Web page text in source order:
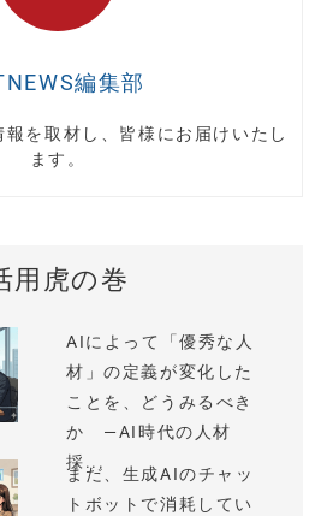
編集部
を取材し、皆様にお届けいたし
ます。
用虎の巻
AIによって「優秀な人
材」の定義が変化した
ことを、どうみるべき
か —AI時代の人材
採...
まだ、生成AIのチャッ
トボットで消耗してい